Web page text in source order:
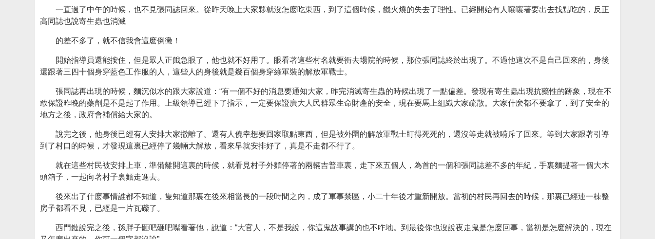
一直過了中午的時候，也不見張同誌回來。從昨天晚上大家夥就沒怎麽吃東西，到了這個時候，饑火燒的失去了理性。已經開始有人嚷嚷著要出去找點吃的，反正
高同誌也說寄生蟲也消滅
的差不多了，就不信我會這麽倒黴！
開始指導員還能按住，但是眾人正餓急眼了，他也就不好用了。眼看著這些村名就要衝去場院的時候，那位張同誌終於出現了。不過他這次不是自己回來的，身後
還跟著三四十個身穿藍色工作服的人，這些人的身後就是幾百個身穿綠軍裝的解放軍戰士。
張同誌再出現的時候，麵沉似水的跟大家說道：“有一個不好的消息要通知大家，昨完消滅寄生蟲的時候出現了一點偏差。發現有寄生蟲出現抗藥性的跡象，現在不
敢保證昨晚的藥劑是不是起了作用。上級領導已經下了指示，一定要保證廣大人民群眾生命財產的安全，現在要馬上組織大家疏散。大家什麽都不要拿了，到了安全的
地方之後，政府會補償給大家的。
說完之後，他身後已經有人安排大家撤離了。還有人僥幸想要回家取點東西，但是被外圍的解放軍戰士盯得死死的，還沒等走就被嗬斥了回來。等到大家跟著引導
到了村口的時候，才發現這裏已經停了幾輛大解放，看來早就安排好了，真是不走都不行了。
就在這些村民被安排上車，準備離開這裏的時候，就看見村子外麵停著的兩輛吉普車裏，走下來五個人，為首的一個和張同誌差不多的年紀，手裏麵提著一個大木
頭箱子，一起向著村子裏麵走進去。
後來出了什麽事情誰都不知道，隻知道那裏在後來相當長的一段時間之內，成了軍事禁區，小二十年後才重新開放。當初的村民再回去的時候，那裏已經連一棟整
房子都看不見，已經是一片瓦礫了。
西門鏈說完之後，孫胖子砸吧砸吧嘴看著他，說道：“大官人，不是我說，你這鬼故事講的也不咋地。到最後你也沒說夜走鬼是怎麽回事，當初是怎麽解決的，現在